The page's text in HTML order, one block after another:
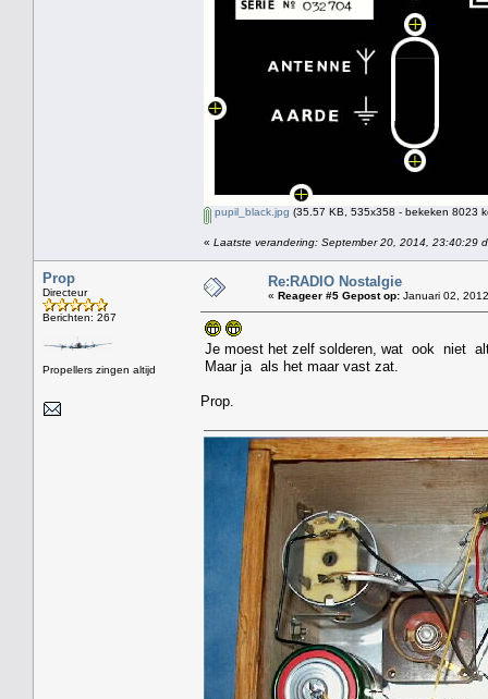
pupil_black.jpg (35.57 KB, 535x358 - bekeken 8023
« Laatste verandering: September 20, 2014, 23:40:29
Prop
Directeur
Berichten: 267
Propellers zingen altijd
Re:RADIO Nostalgie
« Reageer #5 Gepost op: Januari 02,
Je moest het zelf solderen, wat ook niet
Maar ja als het maar vast zat.
Prop.